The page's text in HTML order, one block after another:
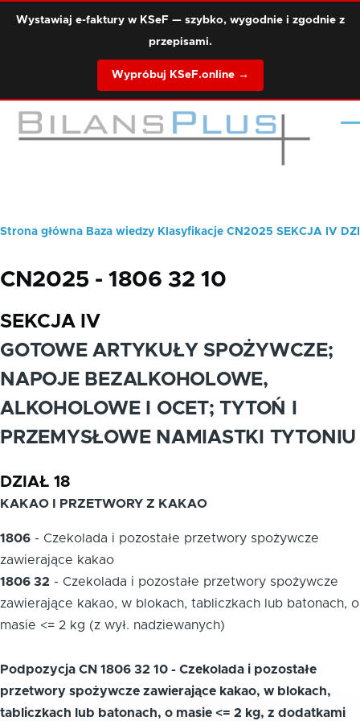
Wystawiaj e-faktury w KSeF — szybko, wygodnie i zgodnie z
przepisami.
Wypróbuj KSeF.online →
Ścieżka
Strona główna Baza wiedzy Klasyfikacje CN2025 SEKCJA IV
CN2025 - 1806 32 10
SEKCJA IV
GOTOWE ARTYKUŁY SPOŻYWCZE;
NAPOJE BEZALKOHOLOWE,
ALKOHOLOWE I OCET; TYTOŃ I
PRZEMYSŁOWE NAMIASTKI TYTONIU
DZIAŁ 18
KAKAO I PRZETWORY Z KAKAO
1806 - Czekolada i pozostałe przetwory spożywcze
zawierające kakao
1806 32 - Czekolada i pozostałe przetwory spożywcze
zawierające kakao, w blokach, tabliczkach lub batonach, o
masie <= 2 kg (z wył. nadziewanych)
Podpozycja CN 1806 32 10 - Czekolada i pozostałe
przetwory spożywcze zawierające kakao, w blokach,
tabliczkach lub batonach, o masie <= 2 kg, z dodatkami